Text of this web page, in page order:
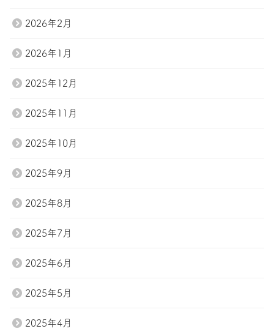
2026年2月
2026年1月
2025年12月
2025年11月
2025年10月
2025年9月
2025年8月
2025年7月
2025年6月
2025年5月
2025年4月